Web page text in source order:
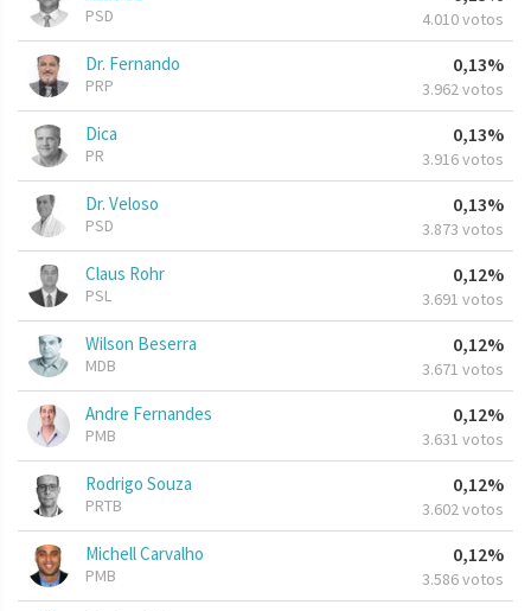
PSD 4.010 votos
Dr. Fernando
PRP
0,13%
3.962 votos
Dica
PR
0,13%
3.916 votos
Dr. Veloso
PSD
0,13%
3.873 votos
Claus Rohr
PSL
0,12%
3.691 votos
Wilson Beserra
MDB
0,12%
3.671 votos
Andre Fernandes
PMB
0,12%
3.631 votos
Rodrigo Souza
PRTB
0,12%
3.602 votos
Michell Carvalho
PMB
0,12%
3.586 votos